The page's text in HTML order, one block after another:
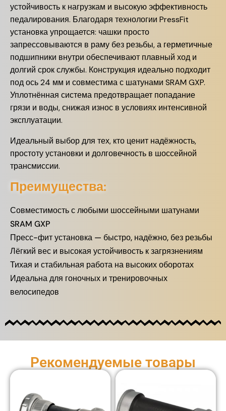
устойчивость к нагрузкам и высокую эффективность
педалирования. Благодаря технологии PressFit
установка упрощается: чашки просто
запрессовываются в раму без резьбы, а герметичные
подшипники внутри обеспечивают плавный ход и
долгий срок службы. Конструкция идеально подходит
под ось 24 мм и совместима с шатунами SRAM GXP.
Уплотнённая система предотвращает попадание
грязи и воды, снижая износ в условиях интенсивной
эксплуатации.
Идеальный выбор для тех, кто ценит надёжность,
простоту установки и долговечность в шоссейной
трансмиссии.
Преимущества:
Совместимость с любыми шоссейными шатунами
SRAM GXP
Пресс-фит установка — быстро, надёжно, без резьбы
Лёгкий вес и высокая устойчивость к загрязнениям
Тихая и стабильная работа на высоких оборотах
Идеальна для гоночных и тренировочных
велосипедов
Рекомендуемые товары